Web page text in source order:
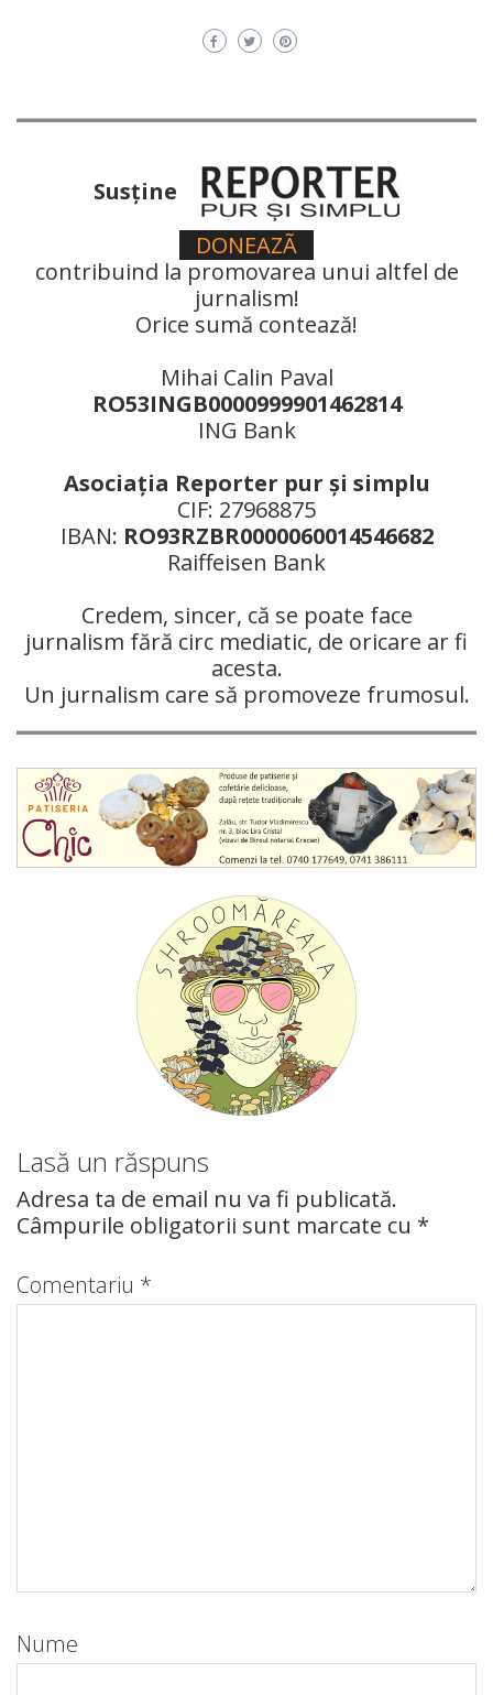
Susţine
DONEAZÃ
contribuind la promovarea unui altfel de
jurnalism!
Orice sumă contează!
Mihai Calin Paval
RO53INGB0000999901462814
ING Bank
Asociaţia Reporter pur şi simplu
CIF: 27968875
IBAN: RO93RZBR0000060014546682
Raiffeisen Bank
Credem, sincer, că se poate face
jurnalism fără circ mediatic, de oricare ar fi
acesta.
Un jurnalism care să promoveze frumosul.
Lasă un răspuns
Adresa ta de email nu va fi publicată.
Câmpurile obligatorii sunt marcate cu *
Comentariu *
Nume